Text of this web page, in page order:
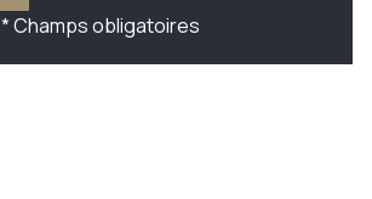
* Champs obligatoires